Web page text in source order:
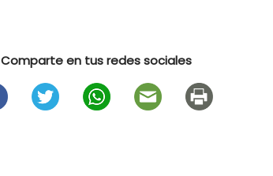
Comparte en tus redes sociales